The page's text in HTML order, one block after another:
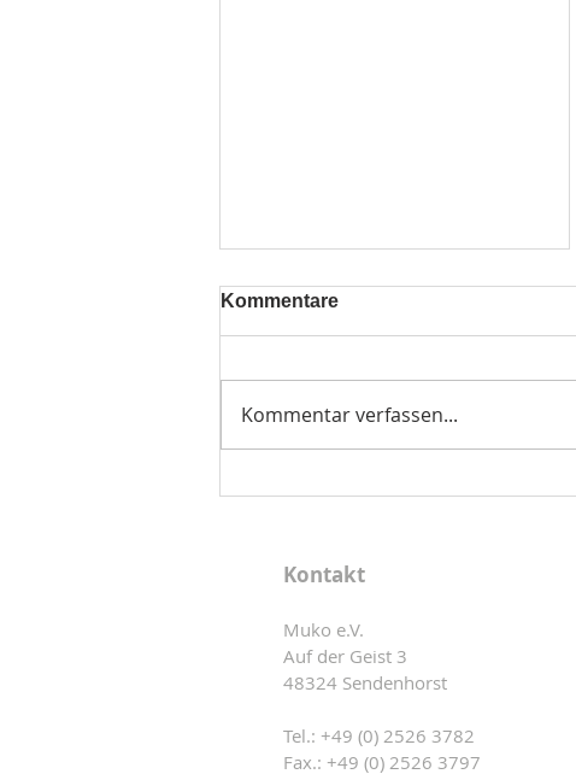
Das Büro der MUKO macht
Urlaub
unser Büro nicht besetzt.
Gerne können Sie uns in dieser
Kommentare
Kommentar verfassen...
Kontakt
Muko e.V.
Auf der Geist 3
48324 Sendenhorst
Tel.: +49 (0) 2526 3782
Fax.: +49 (0) 2526 3797